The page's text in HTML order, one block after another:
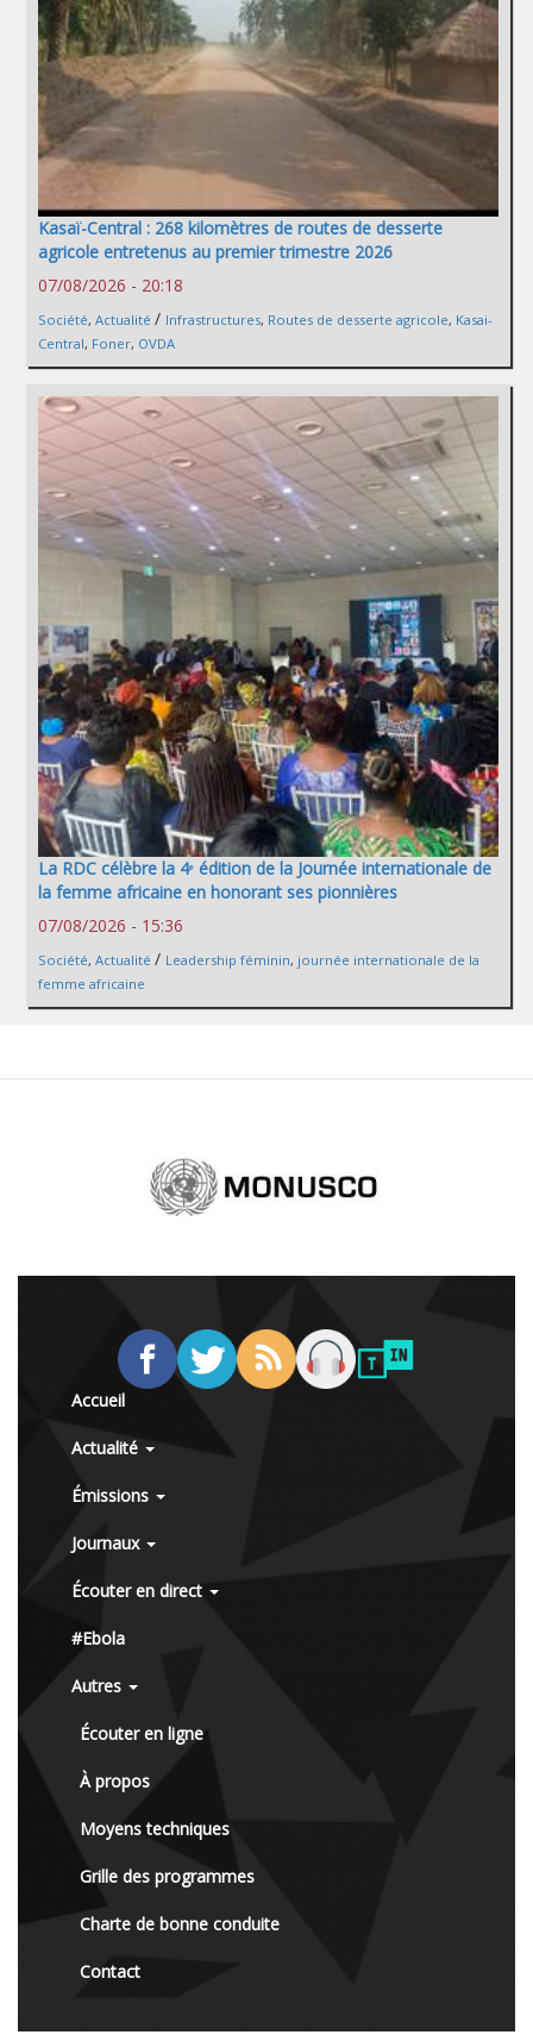
Kasaï-Central : 268 kilomètres de routes de desserte
agricole entretenus au premier trimestre 2026
07/08/2026 - 20:18
Société, Actualité / Infrastructures, Routes de desserte agricole, Kasai-
Central, Foner, OVDA
La RDC célèbre la 4ᵉ édition de la Journée internationale de
la femme africaine en honorant ses pionnières
07/08/2026 - 15:36
Société, Actualité / Leadership féminin, journée internationale de la
femme africaine
Accueil
Actualité
Émissions
Journaux
Écouter en direct
#Ebola
Autres
Écouter en ligne
À propos
Moyens techniques
Grille des programmes
Charte de bonne conduite
Contact